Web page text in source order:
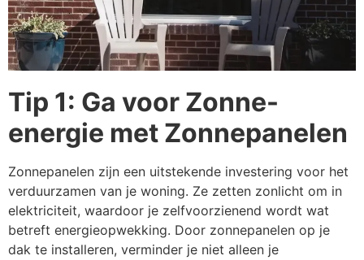
Tip 1: Ga voor Zonne-
energie met Zonnepanelen
Zonnepanelen zijn een uitstekende investering voor het
verduurzamen van je woning. Ze zetten zonlicht om in
elektriciteit, waardoor je zelfvoorzienend wordt wat
betreft energieopwekking. Door zonnepanelen op je
dak te installeren, verminder je niet alleen je